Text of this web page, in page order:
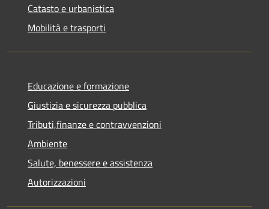
Catasto e urbanistica
Mobilità e trasporti
Educazione e formazione
Giustizia e sicurezza pubblica
Tributi,finanze e contravvenzioni
Ambiente
Salute, benessere e assistenza
Autorizzazioni